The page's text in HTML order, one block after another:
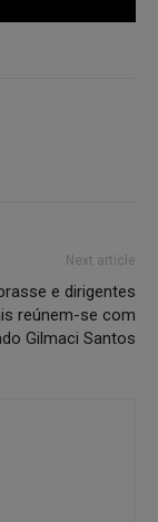
Next article
e dirigentes
reúnem-se com
Gilmaci Santos